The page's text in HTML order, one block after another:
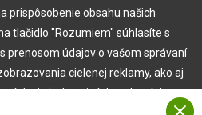
prispôsobenie obsahu našich
tlačidlo "Rozumiem" súhlasíte s
prenosom údajov o vašom správaní
cielenej reklamy, ako aj
sieťach na iných webových